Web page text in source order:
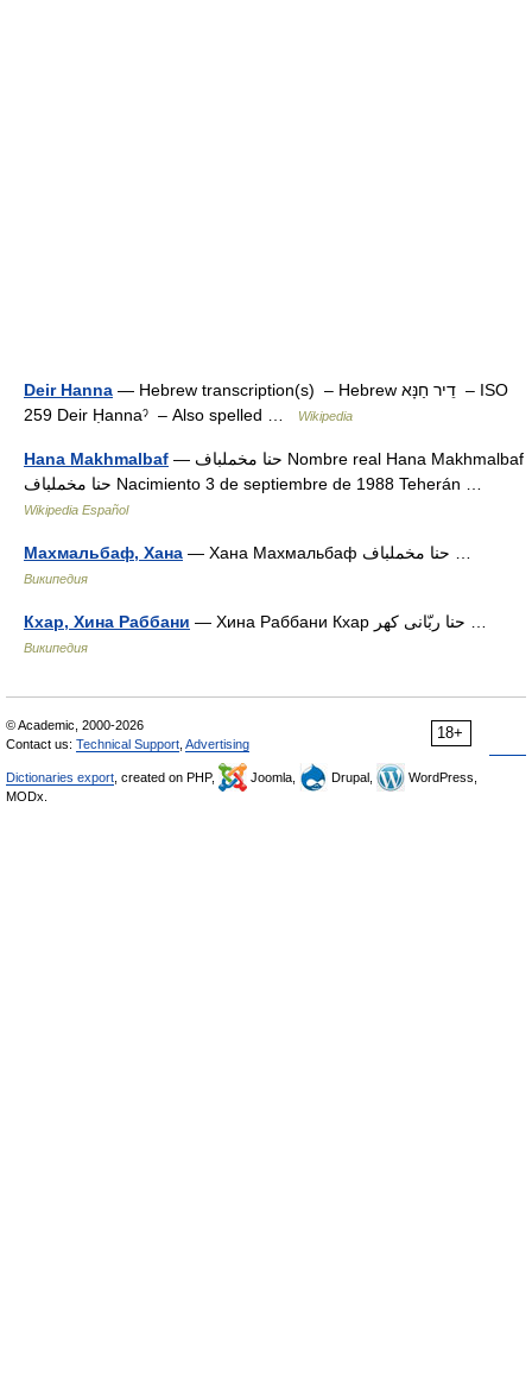
Deir Hanna — Hebrew transcription(s) – Hebrew דֵיר חַנָּא – ISO
259 Deir Ḥannaˀ – Also spelled …
Wikipedia
Hana Makhmalbaf — حنا مخملباف Nombre real Hana Makhmalbaf
حنا مخملباف Nacimiento 3 de septiembre de 1988 Teherán …
Wikipedia Español
Махмальбаф, Хана
Википедия
Кхар, Хина Раббани
Википедия
18+
© Academic, 2000-2026
Contact us: Technical Support Advertising
Dictionaries export , created on PHP, Joomla, Drupal,
WordPress,
MODx.